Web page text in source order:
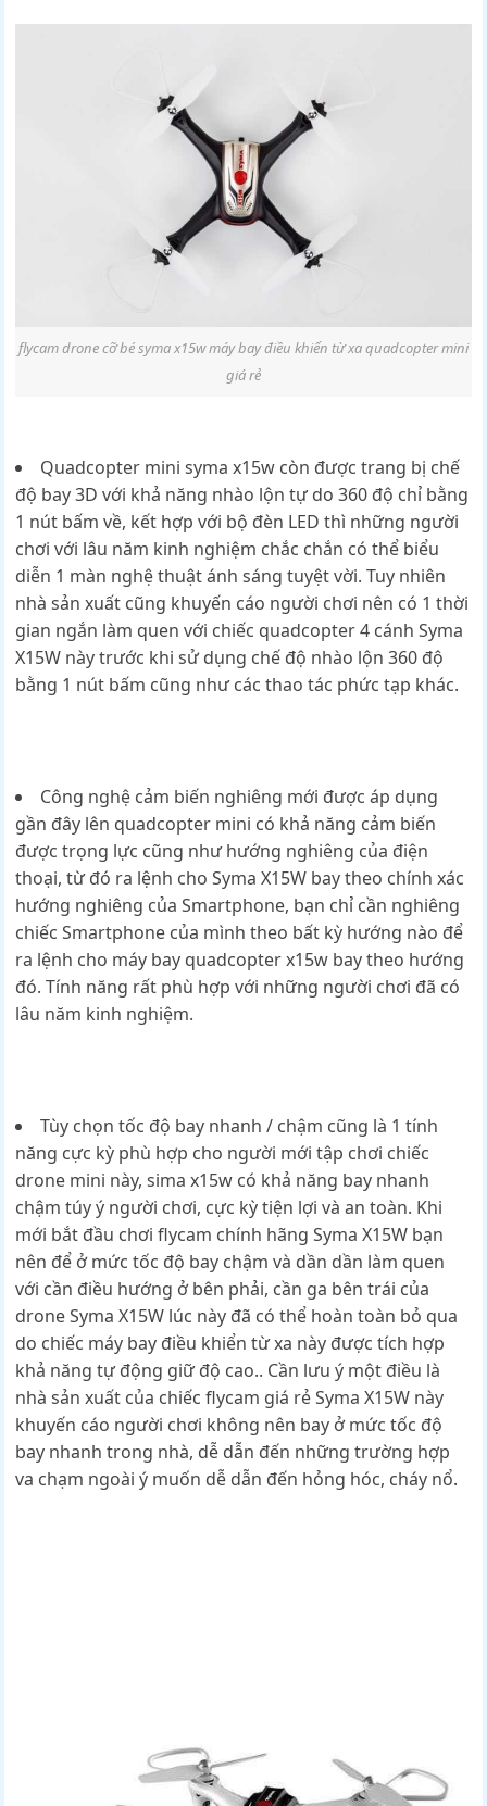
flycam drone cỡ bé syma x15w máy bay điều khiển từ xa quadcopter mini
giá rẻ
Quadcopter mini syma x15w còn được trang bị chế
độ bay 3D với khả năng nhào lộn tự do 360 độ chỉ bằng
1 nút bấm về, kết hợp với bộ đèn LED thì những người
chơi với lâu năm kinh nghiệm chắc chắn có thể biểu
diễn 1 màn nghệ thuật ánh sáng tuyệt vời. Tuy nhiên
nhà sản xuất cũng khuyến cáo người chơi nên có 1 thời
gian ngắn làm quen với chiếc quadcopter 4 cánh Syma
X15W này trước khi sử dụng chế độ nhào lộn 360 độ
bằng 1 nút bấm cũng như các thao tác phức tạp khác.
Công nghệ cảm biến nghiêng mới được áp dụng
gần đây lên quadcopter mini có khả năng cảm biến
được trọng lực cũng như hướng nghiêng của điện
thoại, từ đó ra lệnh cho Syma X15W bay theo chính xác
hướng nghiêng của Smartphone, bạn chỉ cần nghiêng
chiếc Smartphone của mình theo bất kỳ hướng nào để
ra lệnh cho máy bay quadcopter x15w bay theo hướng
đó. Tính năng rất phù hợp với những người chơi đã có
lâu năm kinh nghiệm.
Tùy chọn tốc độ bay nhanh / chậm cũng là 1 tính
năng cực kỳ phù hợp cho người mới tập chơi chiếc
drone mini này, sima x15w có khả năng bay nhanh
chậm túy ý người chơi, cực kỳ tiện lợi và an toàn. Khi
mới bắt đầu chơi flycam chính hãng Syma X15W bạn
nên để ở mức tốc độ bay chậm và dần dần làm quen
với cần điều hướng ở bên phải, cần ga bên trái của
drone Syma X15W lúc này đã có thể hoàn toàn bỏ qua
do chiếc máy bay điều khiển từ xa này được tích hợp
khả năng tự động giữ độ cao.. Cần lưu ý một điều là
nhà sản xuất của chiếc flycam giá rẻ Syma X15W này
khuyến cáo người chơi không nên bay ở mức tốc độ
bay nhanh trong nhà, dễ dẫn đến những trường hợp
va chạm ngoài ý muốn dễ dẫn đến hỏng hóc, cháy nổ.